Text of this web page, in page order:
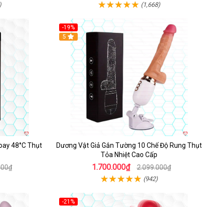
(1,668)
48°C Thụt
-19%
Hot
5
Dương Vật Giả Gắn Tường 10 Chế Độ Rung Thụt
Tỏa Nhiệt Cao Cấp
1.700.000₫ 2.099.000₫
(942)
-21%